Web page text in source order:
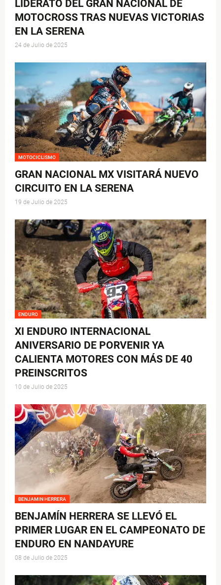
LIDERATO DEL GRAN NACIONAL DE
MOTOCROSS TRAS NUEVAS VICTORIAS
EN LA SERENA
24 de Julio de 2025
MOTOCICLISMO
GRAN NACIONAL MX VISITARÁ NUEVO
CIRCUITO EN LA SERENA
19 de Julio de 2025
ENDURO
XI ENDURO INTERNACIONAL
ANIVERSARIO DE PORVENIR YA
CALIENTA MOTORES CON MÁS DE 40
PREINSCRITOS
10 de Julio de 2025
BENJAMIN HERRERA
BENJAMÍN HERRERA SE LLEVÓ EL
PRIMER LUGAR EN EL CAMPEONATO DE
ENDURO EN NANDAYURE
08 de Julio de 2025